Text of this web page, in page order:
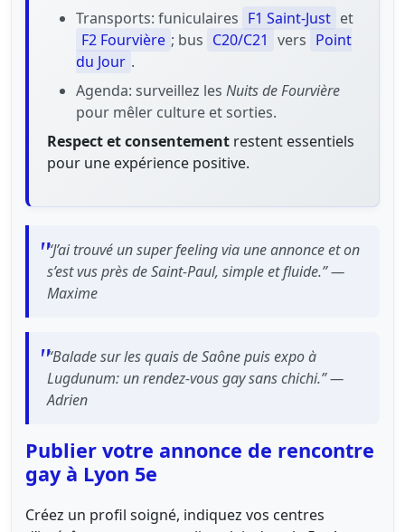
Transports: funiculaires F1 Saint-Just et
F2 Fourvière ; bus C20/C21 vers Point
du Jour .
Agenda: surveillez les Nuits de Fourvière
pour mêler culture et sorties.
Respect et consentement restent essentiels
pour une expérience positive.
“J’ai trouvé un super feeling via une annonce et on
s’est vus près de Saint-Paul, simple et fluide.” —
Maxime
“Balade sur les quais de Saône puis expo à
Lugdunum: un rendez-vous gay sans chichi.” —
Adrien
Publier votre annonce de rencontre
gay à Lyon 5e
Créez un profil soigné, indiquez vos centres